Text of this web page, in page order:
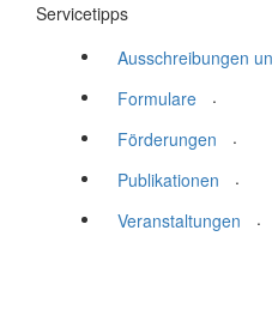
Servicetipps
Ausschreibungen
Formulare
.
Förderungen
.
Publikationen
.
Veranstaltungen
.